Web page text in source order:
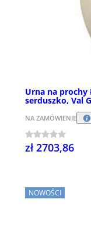
Urna na
serduszko, Val
NA ZAMÓWIENIE
zł 2703,86
NOWOŚCI